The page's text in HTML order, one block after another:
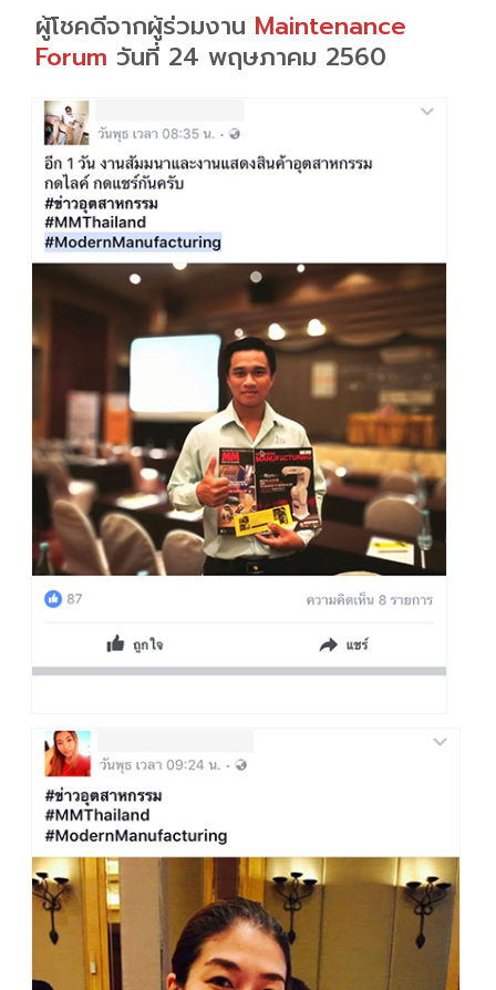
ผู้โชคดีจากผู้ร่วมงาน Maintenance
Forum วันที่ 24 พฤษภาคม 2560